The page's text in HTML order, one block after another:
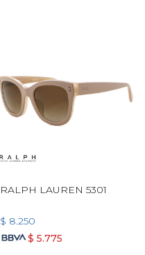
RALPH LAUREN 5301
$ 8.250
$ 5.775